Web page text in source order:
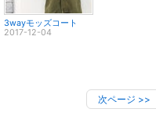
3wayモッズコート
2017-12-04
次ページ >>